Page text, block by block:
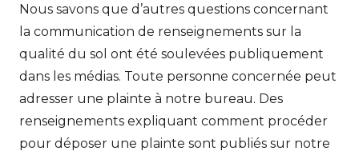
Nous savons que d’autres questions concernant
la communication de renseignements sur la
qualité du sol ont été soulevées publiquement
dans les médias. Toute personne concernée peut
adresser une plainte à notre bureau. Des
renseignements expliquant comment procéder
pour déposer une plainte sont publiés sur notre